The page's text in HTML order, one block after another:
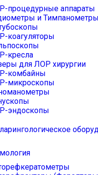
процедурные аппараты
и
коагуляторы
кресла
для ЛОР хирургии
комбайны
микроскопы
эндоскопы